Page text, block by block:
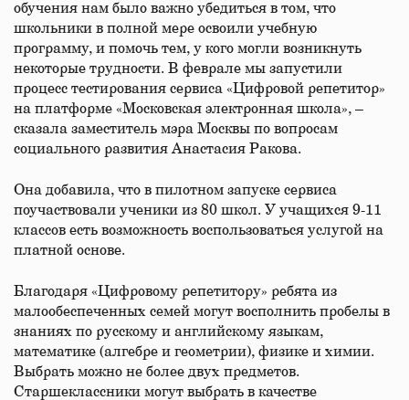
обучения нам было важно убедиться в том, что
школьники в полной мере освоили учебную
программу, и помочь тем, у кого могли возникнуть
некоторые трудности. В феврале мы запустили
процесс тестирования сервиса «Цифровой репетитор»
на платформе «Московская электронная школа», –
сказала заместитель мэра Москвы по вопросам
социального развития Анастасия Ракова.
Она добавила, что в пилотном запуске сервиса
поучаствовали ученики из 80 школ. У учащихся 9-11
классов есть возможность воспользоваться услугой на
платной основе.
Благодаря «Цифровому репетитору» ребята из
малообеспеченных семей могут восполнить пробелы в
знаниях по русскому и английскому языкам,
математике (алгебре и геометрии), физике и химии.
Выбрать можно не более двух предметов.
Старшеклассники могут выбрать в качестве